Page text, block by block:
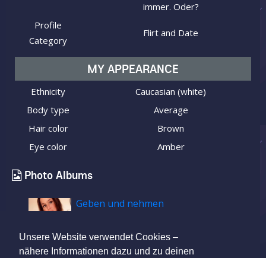
Unsere Website verwendet Cookies –
nähere Informationen dazu und zu deinen
immer. Oder?
Profile
Category
Flirt and Date
MY APPEARANCE
Ethnicity
Caucasian (white)
Body type
Average
Hair color
Brown
Eye color
Amber
Photo Albums
Geben und nehmen